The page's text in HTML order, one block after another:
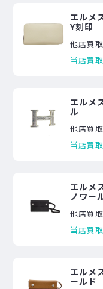
エルメ
Y刻印
他店買
当店買
エル
ル
他店買
当店買
エルメ
ノワー
他店買
当店買
エルメ
ール